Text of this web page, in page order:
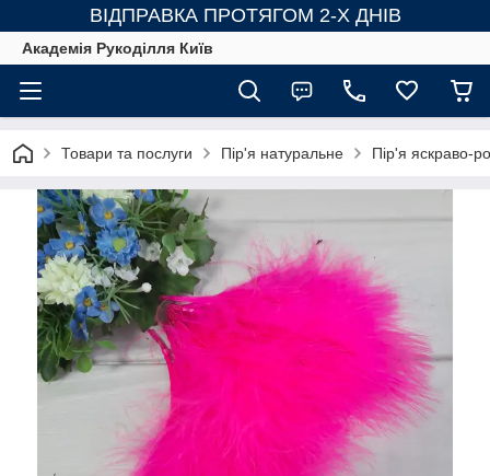
ВІДПРАВКА ПРОТЯГОМ 2-Х ДНІВ
Академія Рукоділля Київ
Товари та послуги Пір'я натуральне Пір'я яскраво-